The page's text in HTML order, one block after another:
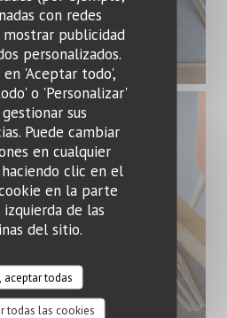
con redes
mostrar publicidad
personalizados.
'Aceptar todo',
o 'Personalizar'
sus
Puede cambiar
en cualquier
clic en el
en la parte
de las
del sitio.
aceptar todas
todas las cookies
Rousseau